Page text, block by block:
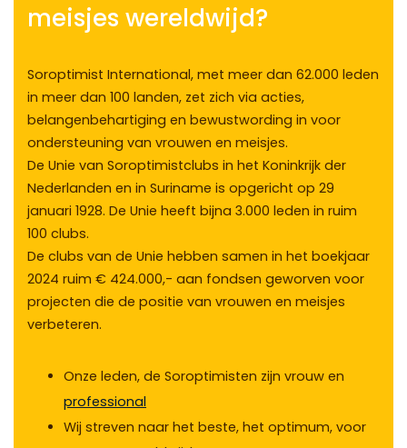
meisjes wereldwijd?
Soroptimist International, met meer dan 62.000 leden
in meer dan 100 landen, zet zich via acties,
belangenbehartiging en bewustwording in voor
ondersteuning van vrouwen en meisjes.
De Unie van Soroptimistclubs in het Koninkrijk der
Nederlanden en in Suriname is opgericht op 29
januari 1928. De Unie heeft bijna 3.000 leden in ruim
100 clubs.
De clubs van de Unie hebben samen in het boekjaar
2024 ruim € 424.000,- aan fondsen geworven voor
projecten die de positie van vrouwen en meisjes
verbeteren.
Onze leden, de Soroptimisten zijn vrouw en
professional
Wij streven naar het beste, het optimum, voor